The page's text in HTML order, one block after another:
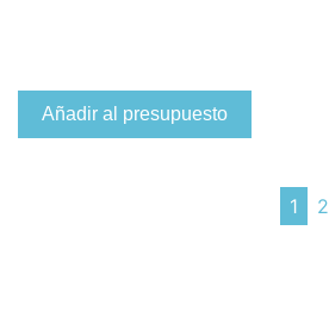
Añadir al presupuesto
1 2